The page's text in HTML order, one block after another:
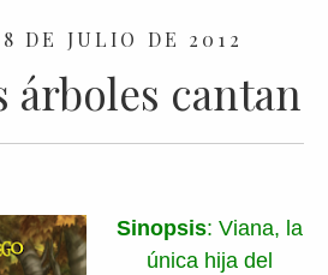
DE JULIO DE 2012
árboles cantan
Sinopsis: Viana, la
única hija del